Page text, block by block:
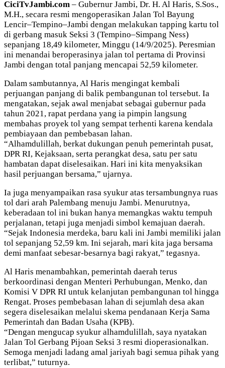
CiciTvJambi.com – Gubernur Jambi, Dr. H. Al Haris, S.Sos.,
M.H., secara resmi mengoperasikan Jalan Tol Bayung
Lencir–Tempino–Jambi dengan melakukan tapping kartu tol
di gerbang masuk Seksi 3 (Tempino–Simpang Ness)
sepanjang 18,49 kilometer, Minggu (14/9/2025). Peresmian
ini menandai beroperasinya jalan tol pertama di Provinsi
Jambi dengan total panjang mencapai 52,59 kilometer.
Dalam sambutannya, Al Haris mengingat kembali
perjuangan panjang di balik pembangunan tol tersebut. Ia
mengatakan, sejak awal menjabat sebagai gubernur pada
tahun 2021, rapat perdana yang ia pimpin langsung
membahas proyek tol yang sempat terhenti karena kendala
pembiayaan dan pembebasan lahan.
“Alhamdulillah, berkat dukungan penuh pemerintah pusat,
DPR RI, Kejaksaan, serta perangkat desa, satu per satu
hambatan dapat diselesaikan. Hari ini kita menyaksikan
hasil perjuangan bersama,” ujarnya.
Ia juga menyampaikan rasa syukur atas tersambungnya ruas
tol dari arah Palembang menuju Jambi. Menurutnya,
keberadaan tol ini bukan hanya memangkas waktu tempuh
perjalanan, tetapi juga menjadi simbol kemajuan daerah.
“Sejak Indonesia merdeka, baru kali ini Jambi memiliki jalan
tol sepanjang 52,59 km. Ini sejarah, mari kita jaga bersama
demi manfaat sebesar-besarnya bagi rakyat,” tegasnya.
Al Haris menambahkan, pemerintah daerah terus
berkoordinasi dengan Menteri Perhubungan, Menko, dan
Komisi V DPR RI untuk kelanjutan pembangunan tol hingga
Rengat. Proses pembebasan lahan di sejumlah desa akan
segera diselesaikan melalui skema pendanaan Kerja Sama
Pemerintah dan Badan Usaha (KPB).
“Dengan mengucap syukur alhamdulillah, saya nyatakan
Jalan Tol Gerbang Pijoan Seksi 3 resmi dioperasionalkan.
Semoga menjadi ladang amal jariyah bagi semua pihak yang
terlibat,” tuturnya.